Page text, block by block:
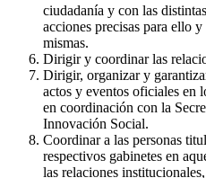
ciudadanía y con las
acciones precisas para ello
mismas.
Dirigir y coordinar las
Dirigir, organizar y
actos y eventos oficiales en
en coordinación con la
Innovación Social.
Coordinar a las personas
respectivos gabinetes en
las relaciones